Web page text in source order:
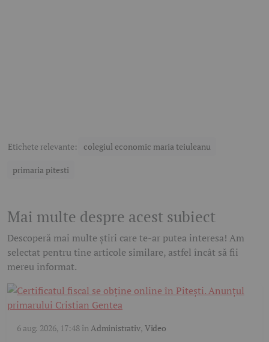
Etichete relevante: colegiul economic maria teiuleanu
primaria pitesti
Mai multe despre acest subiect
Descoperă mai multe știri care te-ar putea interesa! Am
selectat pentru tine articole similare, astfel încât să fii
mereu informat.
6 aug. 2026, 17:48înAdministrativ, Video